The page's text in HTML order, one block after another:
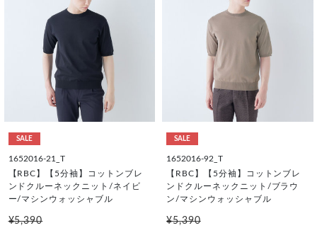
SALE
1652016-21_T
【RBC】【5分袖】コットンブレ
ンドクルーネックニット/ネイビ
ー/マシンウォッシャブル
¥5,390
SALE
1652016-92_T
【RBC】【5分袖】コットンブレ
ンドクルーネックニット/ブラウ
ン/マシンウォッシャブル
¥5,390